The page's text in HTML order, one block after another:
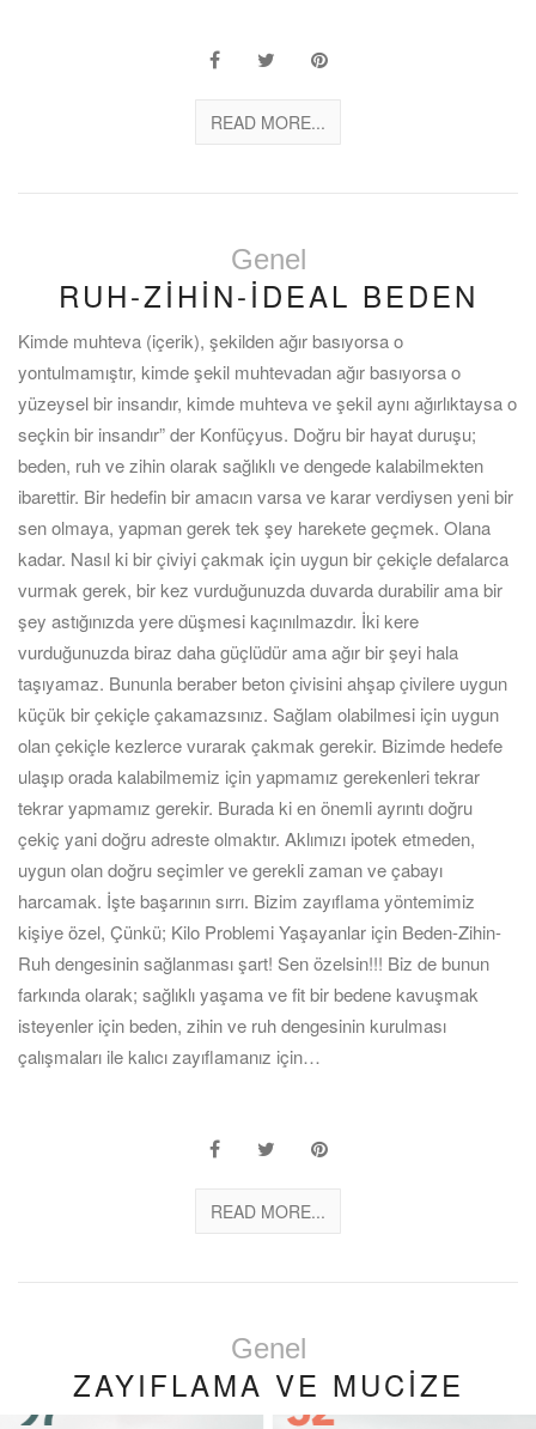
READ MORE...
Genel
RUH-ZİHİN-İDEAL BEDEN
Kimde muhteva (içerik), şekilden ağır basıyorsa o
yontulmamıştır, kimde şekil muhtevadan ağır basıyorsa o
yüzeysel bir insandır, kimde muhteva ve şekil aynı ağırlıktaysa o
seçkin bir insandır” der Konfüçyus. Doğru bir hayat duruşu;
beden, ruh ve zihin olarak sağlıklı ve dengede kalabilmekten
ibarettir. Bir hedefin bir amacın varsa ve karar verdiysen yeni bir
sen olmaya, yapman gerek tek şey harekete geçmek. Olana
kadar. Nasıl ki bir çiviyi çakmak için uygun bir çekiçle defalarca
vurmak gerek, bir kez vurduğunuzda duvarda durabilir ama bir
şey astığınızda yere düşmesi kaçınılmazdır. İki kere
vurduğunuzda biraz daha güçlüdür ama ağır bir şeyi hala
taşıyamaz. Bununla beraber beton çivisini ahşap çivilere uygun
küçük bir çekiçle çakamazsınız. Sağlam olabilmesi için uygun
olan çekiçle kezlerce vurarak çakmak gerekir. Bizimde hedefe
ulaşıp orada kalabilmemiz için yapmamız gerekenleri tekrar
tekrar yapmamız gerekir. Burada ki en önemli ayrıntı doğru
çekiç yani doğru adreste olmaktır. Aklımızı ipotek etmeden,
uygun olan doğru seçimler ve gerekli zaman ve çabayı
harcamak. İşte başarının sırrı. Bizim zayıflama yöntemimiz
kişiye özel, Çünkü; Kilo Problemi Yaşayanlar için Beden-Zihin-
Ruh dengesinin sağlanması şart! Sen özelsin!!! Biz de bunun
farkında olarak; sağlıklı yaşama ve fit bir bedene kavuşmak
isteyenler için beden, zihin ve ruh dengesinin kurulması
çalışmaları ile kalıcı zayıflamanız için…
READ MORE...
Genel
ZAYIFLAMA VE MUCİZE